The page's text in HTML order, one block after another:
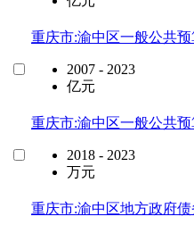
重庆市:渝中区一般公共
2007 - 2023
亿元
重庆市:渝中区一般公共
2018 - 2023
万元
重庆市:渝中区地方政府